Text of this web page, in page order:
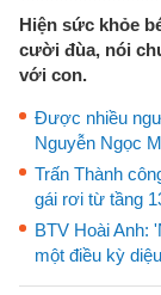
Hiện sức khỏe
cười đùa, nói
với con.
Được nhiều
Nguyễn Ngọc
Trấn Thành
gái rơi từ tầng
BTV Hoài Anh:
một điều kỳ